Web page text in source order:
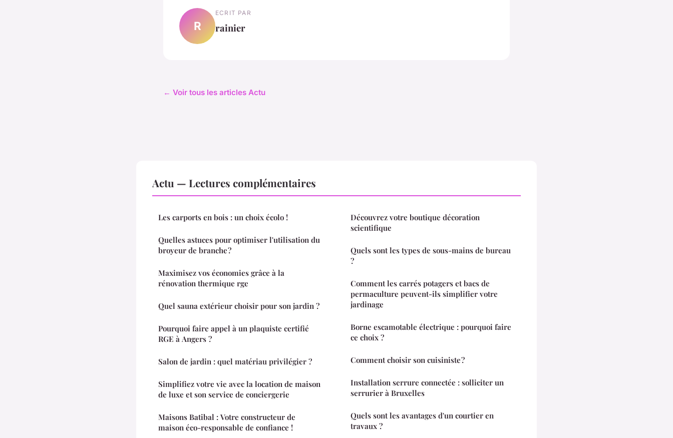
R
ECRIT PAR
rainier
← Voir tous les articles Actu
Actu — Lectures complémentaires
Les carports en bois : un choix écolo !
Quelles astuces pour optimiser l'utilisation du
broyeur de branche ?
Maximisez vos économies grâce à la
rénovation thermique rge
Quel sauna extérieur choisir pour son jardin ?
Pourquoi faire appel à un plaquiste certifié
RGE à Angers ?
Salon de jardin : quel matériau privilégier ?
Simplifiez votre vie avec la location de maison
de luxe et son service de conciergerie
Maisons Batibal : Votre constructeur de
maison éco-responsable de confiance !
Découvrez votre boutique décoration
scientifique
Quels sont les types de sous-mains de bureau
?
Comment les carrés potagers et bacs de
permaculture peuvent-ils simplifier votre
jardinage
Borne escamotable électrique : pourquoi faire
ce choix ?
Comment choisir son cuisiniste ?
Installation serrure connectée : solliciter un
serrurier à Bruxelles
Quels sont les avantages d'un courtier en
travaux ?